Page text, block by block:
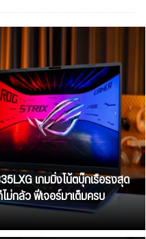
เกมมิ่งโน้ตบุ๊กเรือธงสุด
กลัว ฟีเจอร์มาเต็มครบ